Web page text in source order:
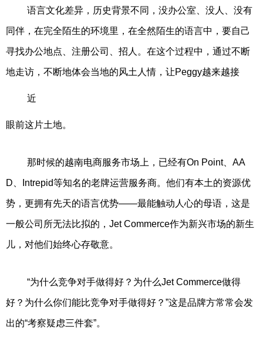
语言文化差异，历史背景不同，没办公室、没人、没有
同伴，在完全陌生的环境里，在全然陌生的语言中，要自己
寻找办公地点、注册公司、招人。在这个过程中，通过不断
地走访，不断地体会当地的风土人情，让Peggy越来越接
近
眼前这片土地。
那时候的越南电商服务市场上，已经有On Point、AA
D、Intrepid等知名的老牌运营服务商。他们有本土的资源优
势，更拥有先天的语言优势——最能触动人心的母语，这是
一般公司所无法比拟的，Jet Commerce作为新兴市场的新生
儿，对他们始终心存敬意。
“为什么竞争对手做得好？为什么Jet Commerce做得
好？为什么你们能比竞争对手做得好？”这是品牌方常常会发
出的“考察疑虑三件套”。